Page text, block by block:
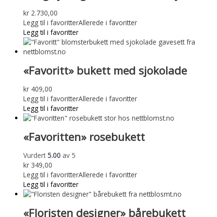
kr 2.730,00
Legg til i favoritterAllerede i favoritter
Legg til i favoritter
«Favoritt» bukett med sjokolade
kr 409,00
Legg til i favoritterAllerede i favoritter
Legg til i favoritter
«Favoritten» rosebukett
Vurdert5.00 av 5
kr 349,00
Legg til i favoritterAllerede i favoritter
Legg til i favoritter
«Floristen designer» bårebukett